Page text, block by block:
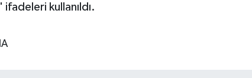
ifadeleri kullanıldı.